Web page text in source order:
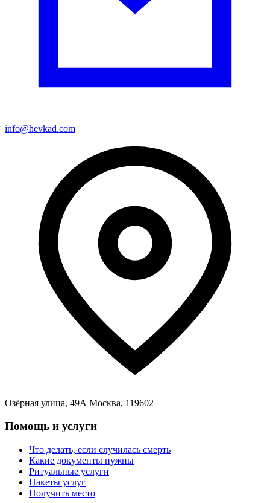
info@hevkad.com
Озёрная улица, 49А Москва, 119602
Помощь и услуги
Что делать, если случилась смерть
Какие документы нужны
Ритуальные услуги
Пакеты услуг
Получить место